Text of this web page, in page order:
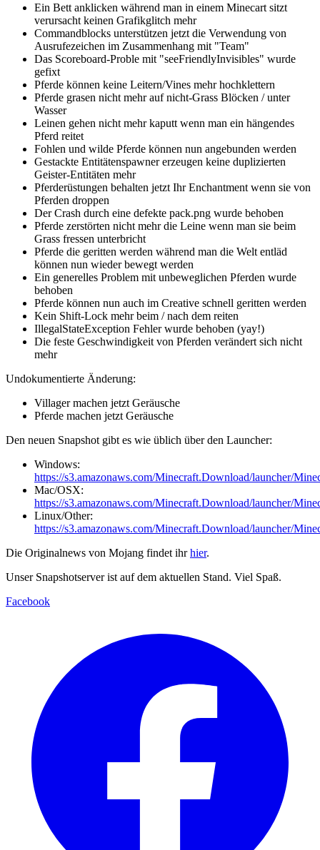
Ein Bett anklicken während man in einem Minecart sitzt
verursacht keinen Grafikglitch mehr
Commandblocks unterstützen jetzt die Verwendung von
Ausrufezeichen im Zusammenhang mit "Team"
Das Scoreboard-Proble mit "seeFriendlyInvisibles" wurde
gefixt
Pferde können keine Leitern/Vines mehr hochklettern
Pferde grasen nicht mehr auf nicht-Grass Blöcken / unter
Wasser
Leinen gehen nicht mehr kaputt wenn man ein hängendes
Pferd reitet
Fohlen und wilde Pferde können nun angebunden werden
Gestackte Entitätenspawner erzeugen keine duplizierten
Geister-Entitäten mehr
Pferderüstungen behalten jetzt Ihr Enchantment wenn sie von
Pferden droppen
Der Crash durch eine defekte pack.png wurde behoben
Pferde zerstörten nicht mehr die Leine wenn man sie beim
Grass fressen unterbricht
Pferde die geritten werden während man die Welt entläd
können nun wieder bewegt werden
Ein generelles Problem mit unbeweglichen Pferden wurde
behoben
Pferde können nun auch im Creative schnell geritten werden
Kein Shift-Lock mehr beim / nach dem reiten
IllegalStateException Fehler wurde behoben (yay!)
Die feste Geschwindigkeit von Pferden verändert sich nicht
mehr
Undokumentierte Änderung:
Villager machen jetzt Geräusche
Pferde machen jetzt Geräusche
Den neuen Snapshot gibt es wie üblich über den Launcher:
Windows:
https://s3.amazonaws.com/Minecraft.Download/launcher/
Mac/OSX:
https://s3.amazonaws.com/Minecraft.Download/launcher/
Linux/Other:
https://s3.amazonaws.com/Minecraft.Download/launcher/
Die Originalnews von Mojang findet ihrhier.
Unser Snapshotserver ist auf dem aktuellen Stand. Viel Spaß.
Facebook